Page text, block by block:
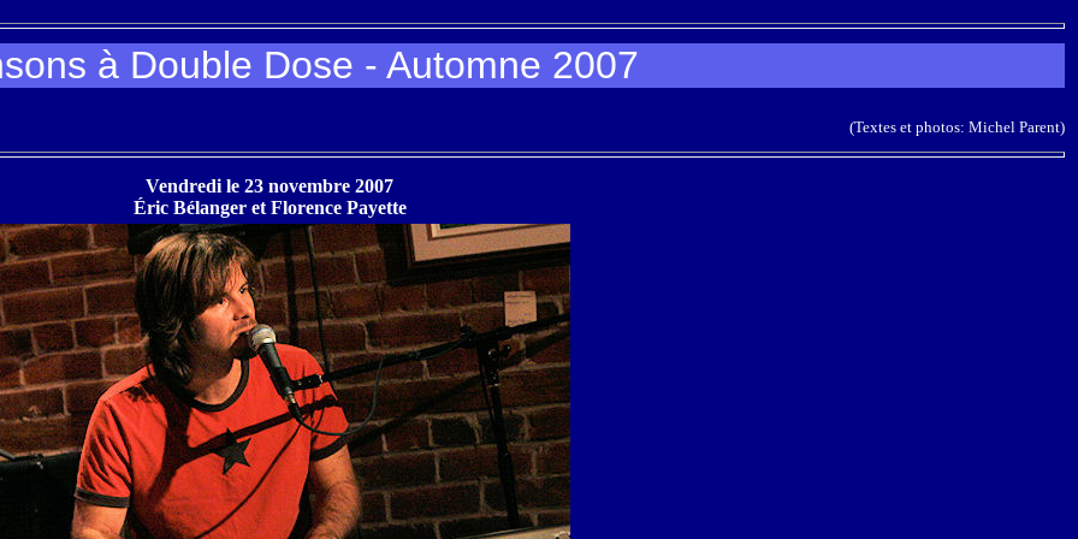
à Double Dose - Automne 2007
(Textes et photos: Michel Parent)
Vendredi le 23 novembre 2007
Éric Bélanger et Florence Payette